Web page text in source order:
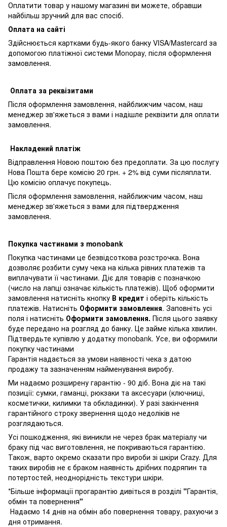
Оплатити товар у нашому магазині ви можете, обравши
найбільш зручний для вас спосіб.
Оплата на сайті
Здійснюється картками будь-якого банку VISA/Mastercard за
допомогою платіжної системи Monopay, після оформлення
замовлення.
Оплата за реквізитами
Після оформлення замовлення, найближчим часом, наш
менеджер зв'яжеться з вами і надішле реквізити для оплати
замовлення.
Накладений платіж
Відправлення Новою поштою без предоплати. За цю послугу
Нова Пошта бере комісію 20 грн. + 2% від суми післяплати.
Цю комісію оплачує покупець.
Після оформлення замовлення, найближчим часом, наш
менеджер зв'яжеться з вами для підтвердження
замовлення.
Покупка частинами з monobank
Покупка частинами це безвідсоткова розстрочка. Вона
дозволяє розбити суму чека на кілька рівних платежів та
виплачувати її частинами. Діє для товарів с позначкою
(число на лапці означає кількість платежів). Щоб оформити
замовлення натисніть кнопку В кредит і оберіть кількість
платежів. Натисніть Оформити замовлення. Заповніть усі
поля і натисніть Оформити замовлення. Після цього заявку
буде передано на розгляд до банку. Це займе кілька хвилин.
Підтвердьте купівлю у додатку monobank. Усе, ви оформили
покупку частинами
Гарантія надається за умови наявності чека з датою
продажу та зазначенням найменування виробу.
Ми надаємо розширену гарантію - 90 діб. Вона діє на такі
позиції: сумки, гаманці, рюкзаки та аксесуари (ключниці,
косметички, килимки та обкладинки). У разі закінчення
гарантійного строку звернення щодо недоліків не
розглядаються.
Усі пошкодження, які виникли не через брак матеріалу чи
браку під час виготовлення, не покриваються гарантією.
Також, варто окремо сказати про вироби зі шкіри Crazy. Для
таких виробів не є браком наявність дрібних подряпин та
потертостей, неоднорідність текстури шкіри.
*Більше інформації прогарантію дивіться в розділі "Гарантія,
обмін та повернення"
Надаємо 14 днів на обмін або повернення товару, рахуючи з
дня отримання.